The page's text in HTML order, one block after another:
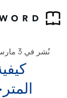
نُشر في 3 مارس 2025